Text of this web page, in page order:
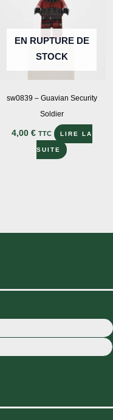
EN RUPTURE DE
STOCK
sw0839 – Guavian Security
Soldier
4,00 € TTC LIRE LA
SUITE